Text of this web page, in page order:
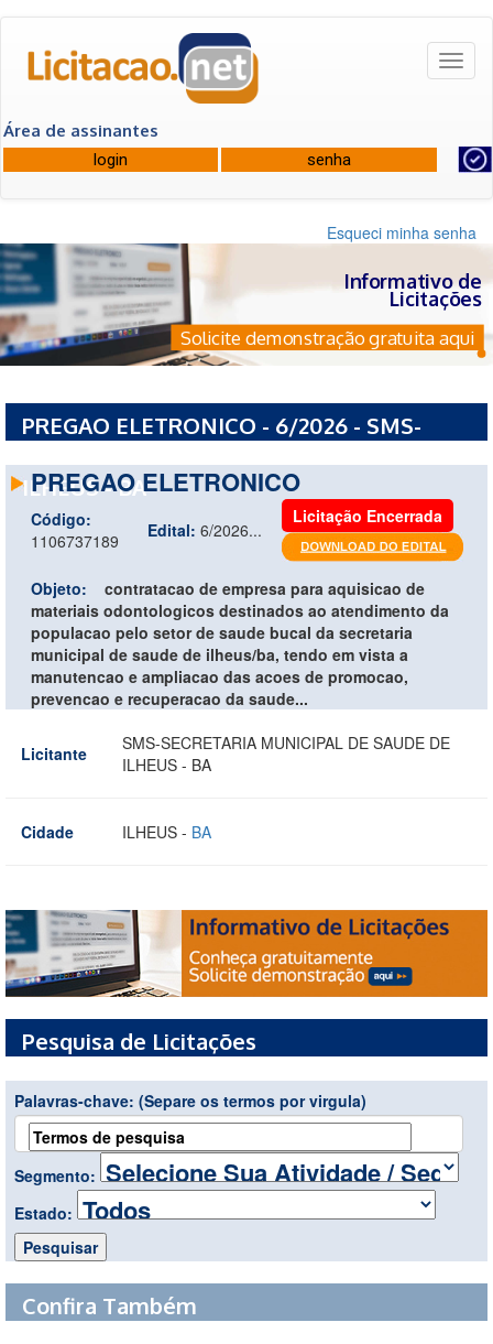
Área de assinantes
Esqueci minha senha
Informativo de
Licitações
Solicite demonstração gratuita aqui
PREGAO ELETRONICO - 6/2026 - SMS-
ILHEUS - BA
PREGAO ELETRONICO
Código:
1106737189
Edital: 6/2026...
Licitação Encerrada
Objeto:
contratacao de empresa para aquisicao de
materiais odontologicos destinados ao atendimento da
populacao pelo setor de saude bucal da secretaria
municipal de saude de ilheus/ba, tendo em vista a
manutencao e ampliacao das acoes de promocao,
prevencao e recuperacao da saude...
Licitante
SMS-SECRETARIA MUNICIPAL DE SAUDE DE
ILHEUS - BA
Cidade ILHEUS - BA
Pesquisa de Licitações
Palavras-chave: (Separe os termos por virgula)
Segmento:
Estado:
Confira Também